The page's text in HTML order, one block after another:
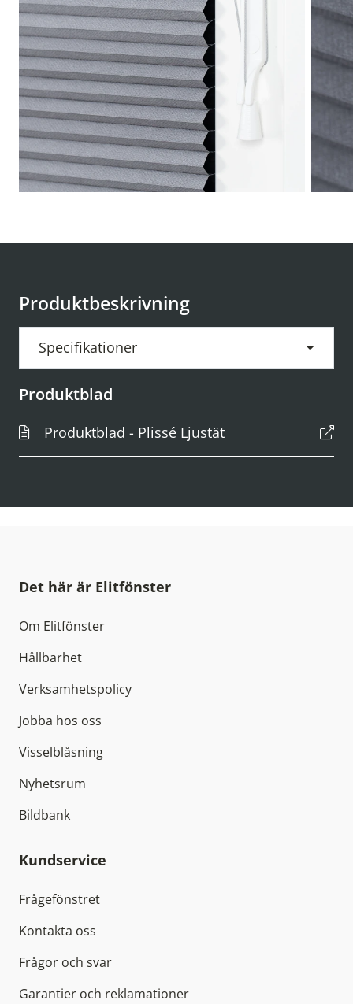
Produktbeskrivning
Specifikationer
Produktblad
Produktblad - Plissé Ljustät
Det här är Elitfönster
Om Elitfönster
Hållbarhet
Verksamhetspolicy
Jobba hos oss
Visselblåsning
Nyhetsrum
Bildbank
Kundservice
Frågefönstret
Kontakta oss
Frågor och svar
Garantier och reklamationer